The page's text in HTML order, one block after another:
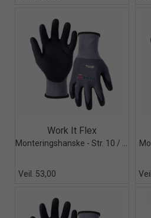
Quick View+
Work It Flex
Veil. 53,00